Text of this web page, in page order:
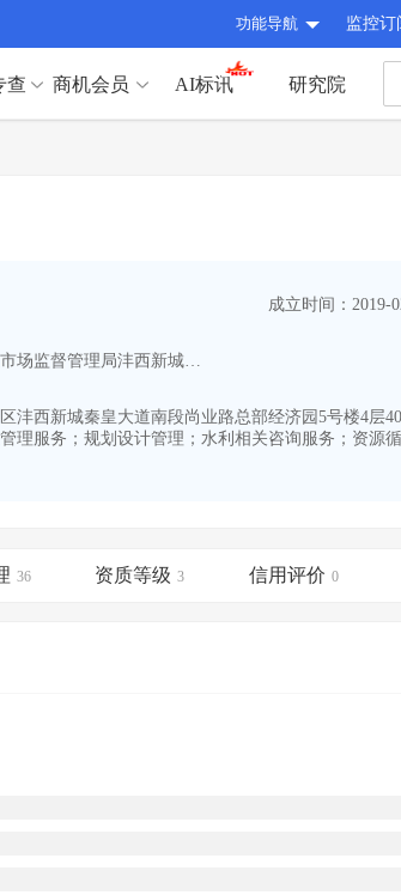
功能导航 监控订
研究报告>
其他服务
查 商机会员 AI标讯 研究院
建企舆情>
招投标规则>
专项债项目 >
API接口>
人脉服务 >
成立时间：2019-
登记机关：陕西省西咸新区市场监督管理局沣西新城分局
西新城秦皇大道南段尚业路总部经济园5号楼4层
服务；规划设计管理；水利相关咨询服务；资源
36 资质等级 3 信用评价 0